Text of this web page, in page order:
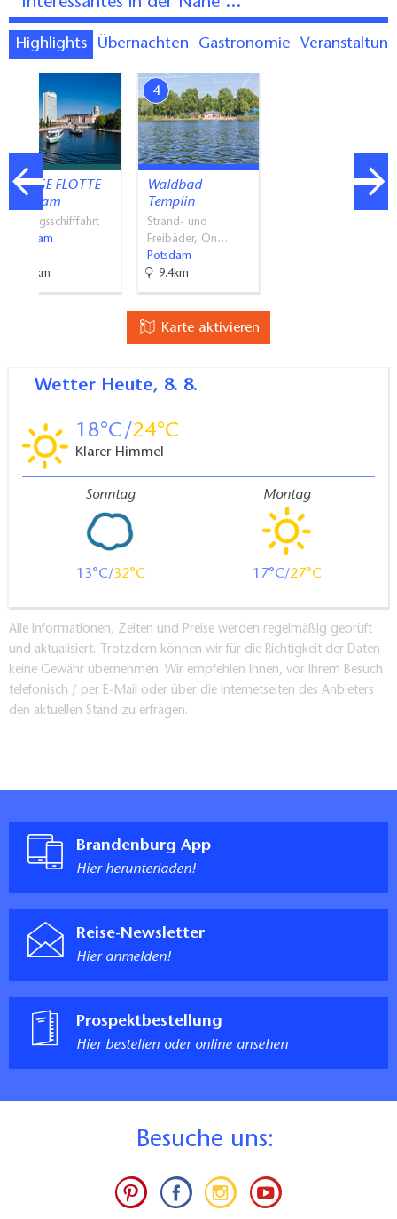
Highlights Übernachten Gastronomie
WEISSE FLOTTE
Potsdam
Ausflugsschifffahrt
Potsdam
3.9km
4
Waldbad
Templin
Strand- und
Freibäder, On…
Potsdam
9.4km
Karte aktivieren
Wetter Heute, 8. 8.
18 24
Klarer Himmel
Sonntag
13 32
Montag
17 27
Alle Informationen, Zeiten und Preise werden regelmäßig geprüft
und aktualisiert. Trotzdem können wir für die Richtigkeit der Daten
keine Gewähr übernehmen. Wir empfehlen Ihnen, vor Ihrem Besuch
telefonisch / per E-Mail oder über die Internetseiten des Anbieters
den aktuellen Stand zu erfragen.
Brandenburg App
Hier herunterladen!
Reise-Newsletter
Hier anmelden!
Prospektbestellung
Hier bestellen oder online ansehen
Besuche uns: